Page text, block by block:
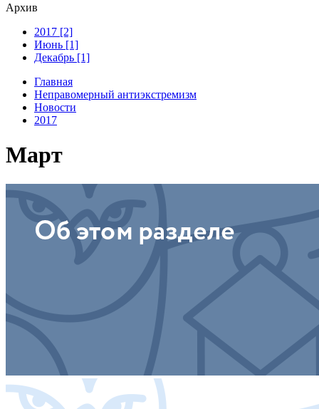
Архив
2017 [2]
Июнь [1]
Декабрь [1]
Главная
Неправомерный антиэкстремизм
Новости
2017
Март